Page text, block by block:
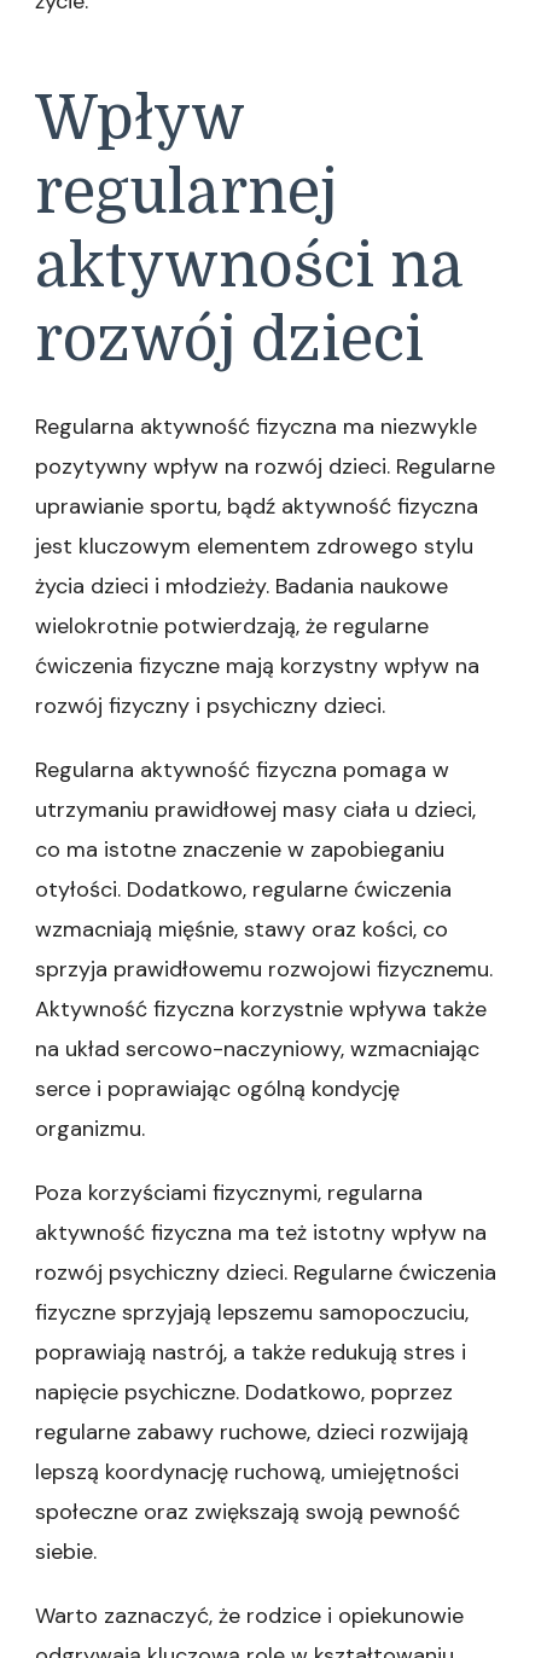
Wpływ
regularnej
aktywności na
rozwój dzieci
Regularna aktywność fizyczna ma niezwykle
pozytywny wpływ na rozwój dzieci. Regularne
uprawianie sportu, bądź aktywność fizyczna
jest kluczowym elementem zdrowego stylu
życia dzieci i młodzieży. Badania naukowe
wielokrotnie potwierdzają, że regularne
ćwiczenia fizyczne mają korzystny wpływ na
rozwój fizyczny i psychiczny dzieci.
Regularna aktywność fizyczna pomaga w
utrzymaniu prawidłowej masy ciała u dzieci,
co ma istotne znaczenie w zapobieganiu
otyłości. Dodatkowo, regularne ćwiczenia
wzmacniają mięśnie, stawy oraz kości, co
sprzyja prawidłowemu rozwojowi fizycznemu.
Aktywność fizyczna korzystnie wpływa także
na układ sercowo-naczyniowy, wzmacniając
serce i poprawiając ogólną kondycję
organizmu.
Poza korzyściami fizycznymi, regularna
aktywność fizyczna ma też istotny wpływ na
rozwój psychiczny dzieci. Regularne ćwiczenia
fizyczne sprzyjają lepszemu samopoczuciu,
poprawiają nastrój, a także redukują stres i
napięcie psychiczne. Dodatkowo, poprzez
regularne zabawy ruchowe, dzieci rozwijają
lepszą koordynację ruchową, umiejętności
społeczne oraz zwiększają swoją pewność
siebie.
Warto zaznaczyć, że rodzice i opiekunowie